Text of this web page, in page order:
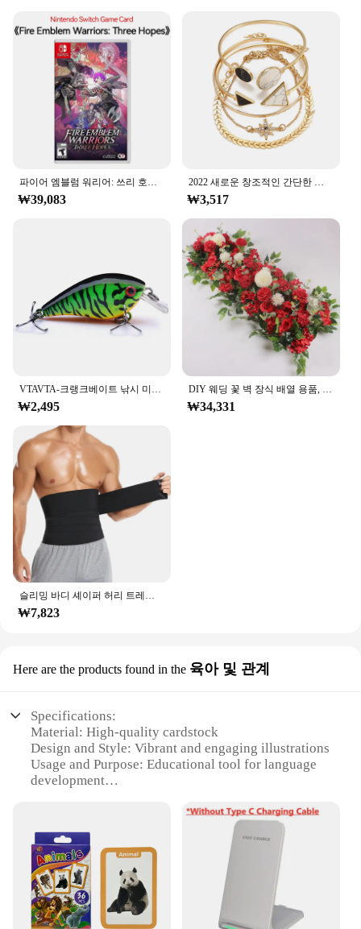
used for individual study or as a group activity,
making them suitable for a range of learning
environments. The cards are user-friendly, making
them an ideal choice for both children and adults
who are new to the English language or looking to
enhance their phonics skills. The merka Alphabet
Cards are a valuable asset for anyone looking to
improve their literacy and language proficiency.
₩39,083 ₩3,517
₩2,495 ₩34,331
슬리밍 바디 셰이퍼 허리 트레이너 랩 남성용 배 컨트롤 코르셋 네오프렌 지방 연소 무게추 감량 사우나 땀 벨트
₩7,823
Here are the products found in the 육아 및 관계
Specifications:
Material: High-quality cardstock
Design and Style: Vibrant and engaging illustrations
Usage and Purpose: Educational tool for language
development
Performance and Property: Durable and easy to
handle
Parts and Accessories: Comes in sets for various
learning scenarios
Features:
**Enhancing Early Language Development**
The merka Alphabet Cards are a valuable addition